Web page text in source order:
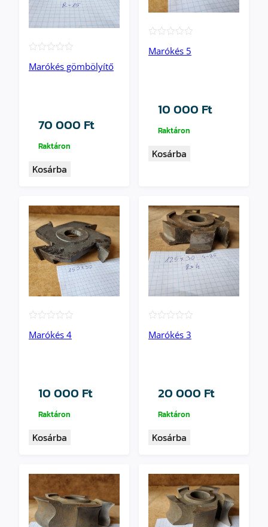
Marókés gömbölyítő
70 000 Ft
Raktáron
Kosárba
Marókés 5
10 000 Ft
Raktáron
Kosárba
Marókés 4
10 000 Ft
Raktáron
Kosárba
Marókés 3
20 000 Ft
Raktáron
Kosárba